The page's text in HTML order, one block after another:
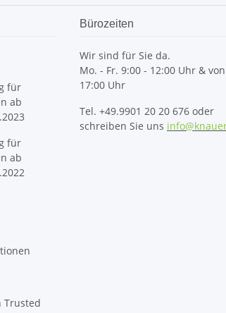
für
ab
für
ab
Trusted
Bürozeiten
Wir sind für Sie da.
Mo. - Fr. 9:00 - 12:00 Uhr &
17:00 Uhr
Tel. +49.9901 20 20 676 oder
schreiben Sie uns